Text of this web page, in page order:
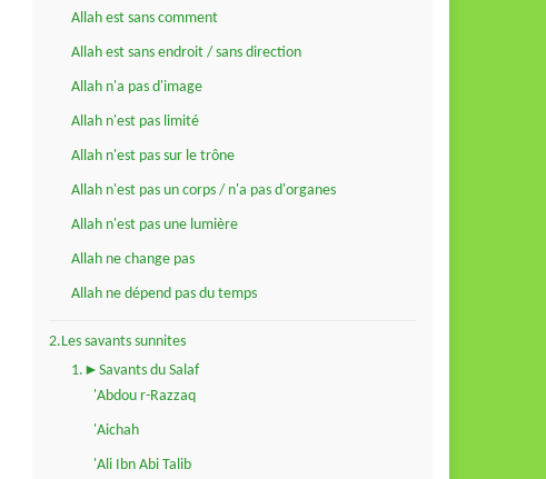
Allah est sans comment
Allah est sans endroit / sans direction
Allah n'a pas d'image
Allah n'est pas limité
Allah n'est pas sur le trône
Allah n'est pas un corps / n'a pas d'organes
Allah n'est pas une lumière
Allah ne change pas
Allah ne dépend pas du temps
2.Les savants sunnites
1.►Savants du Salaf
'Abdou r-Razzaq
'Aichah
'Ali Ibn Abi Talib